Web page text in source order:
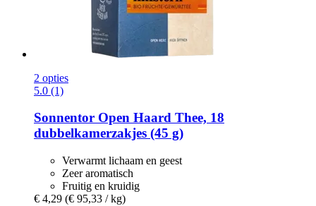
2 opties
5.0 (1)
Sonnentor Open Haard Thee, 18
dubbelkamerzakjes (45 g)
Verwarmt lichaam en geest
Zeer aromatisch
Fruitig en kruidig
€ 4,29 (€ 95,33 / kg)